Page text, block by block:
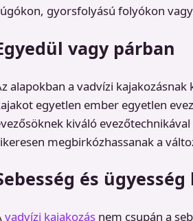
gyorsfolyású folyókon
vagy párban
alapokban a vadvízi
egyetlen ember egyetlen
kiváló
megbirkózhassanak a
és
vadvízi kajakozás nem csupán a